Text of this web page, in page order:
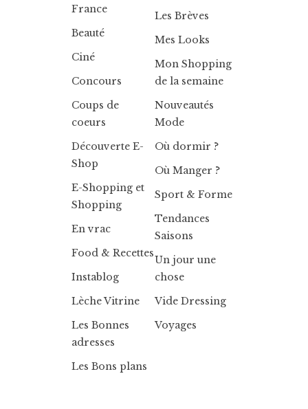
France
Beauté
Ciné
Concours
Coups de
coeurs
Découverte E-
Shop
E-Shopping et
Shopping
En vrac
Food & Recettes
Instablog
Lèche Vitrine
Les Bonnes
adresses
Les Bons plans
Les Brèves
Mes Looks
Mon Shopping
de la semaine
Nouveautés
Mode
Où dormir ?
Où Manger ?
Sport & Forme
Tendances
Saisons
Un jour une
chose
Vide Dressing
Voyages